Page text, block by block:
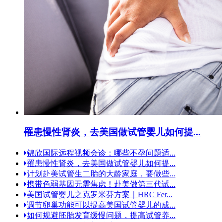
罹患慢性肾炎，去美国做试管婴儿如何提...
锦欣国际远程视频会诊：哪些不孕问题适...
罹患慢性肾炎，去美国做试管婴儿如何提...
计划赴美试管生二胎的大龄家庭，要做些...
携带色弱基因无需焦虑！赴美做第三代试...
美国试管婴儿之克罗米芬方案｜HRC Fer...
调节卵巢功能可以提高美国试管婴儿的成...
如何规避胚胎发育缓慢问题，提高试管养...